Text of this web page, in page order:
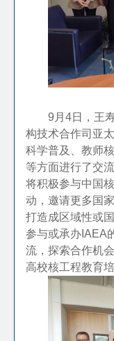
9月4日，王
构技术合作司亚
科学普及、教师
等方面进行了交
将积极参与中国
动，邀请更多国
打造成区域性或
参与或承办IAEA
流，探索合作机
高校核工程教育